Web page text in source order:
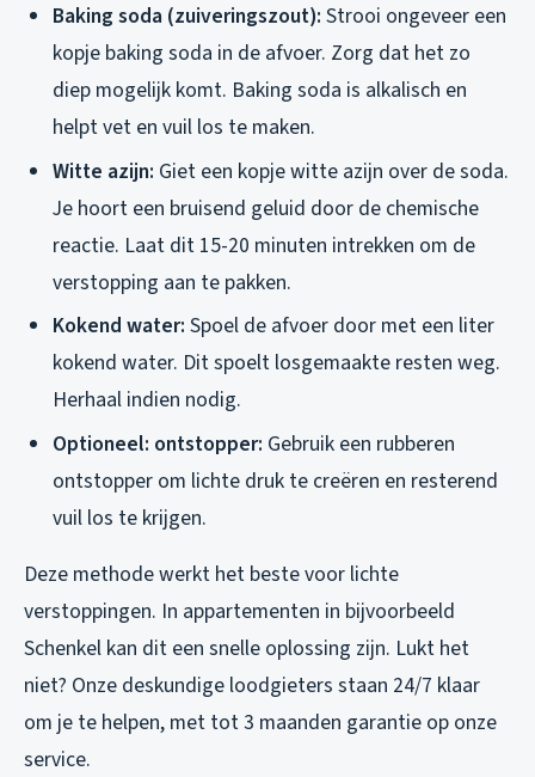
Baking soda (zuiveringszout): Strooi ongeveer een
kopje baking soda in de afvoer. Zorg dat het zo
diep mogelijk komt. Baking soda is alkalisch en
helpt vet en vuil los te maken.
Witte azijn: Giet een kopje witte azijn over de soda.
Je hoort een bruisend geluid door de chemische
reactie. Laat dit 15-20 minuten intrekken om de
verstopping aan te pakken.
Kokend water: Spoel de afvoer door met een liter
kokend water. Dit spoelt losgemaakte resten weg.
Herhaal indien nodig.
Optioneel: ontstopper: Gebruik een rubberen
ontstopper om lichte druk te creëren en resterend
vuil los te krijgen.
Deze methode werkt het beste voor lichte
verstoppingen. In appartementen in bijvoorbeeld
Schenkel kan dit een snelle oplossing zijn. Lukt het
niet? Onze deskundige loodgieters staan 24/7 klaar
om je te helpen, met tot 3 maanden garantie op onze
service.